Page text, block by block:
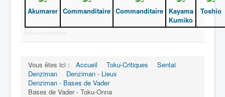
Akumarer Commanditaire Commanditaire
Kayama
Kumiko
Toshio
More Joomla Extensions
Vous êtes ici : Accueil Toku-Critiques
Sentai
Denziman
Denziman - Lieux
Denziman - Bases de Vader
Bases de Vader - Toku-Onna